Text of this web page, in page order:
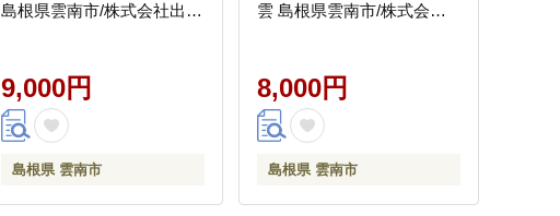
島根県雲南市/株式会社出雲
9,000円
島根県 雲南市
雲 島根県雲南市/株式会社
8,000円
島根県 雲南市